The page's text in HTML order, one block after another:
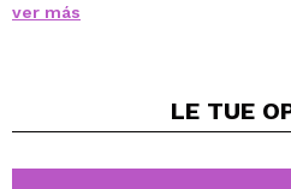
prova di sbavature.
ver más
LE TUE